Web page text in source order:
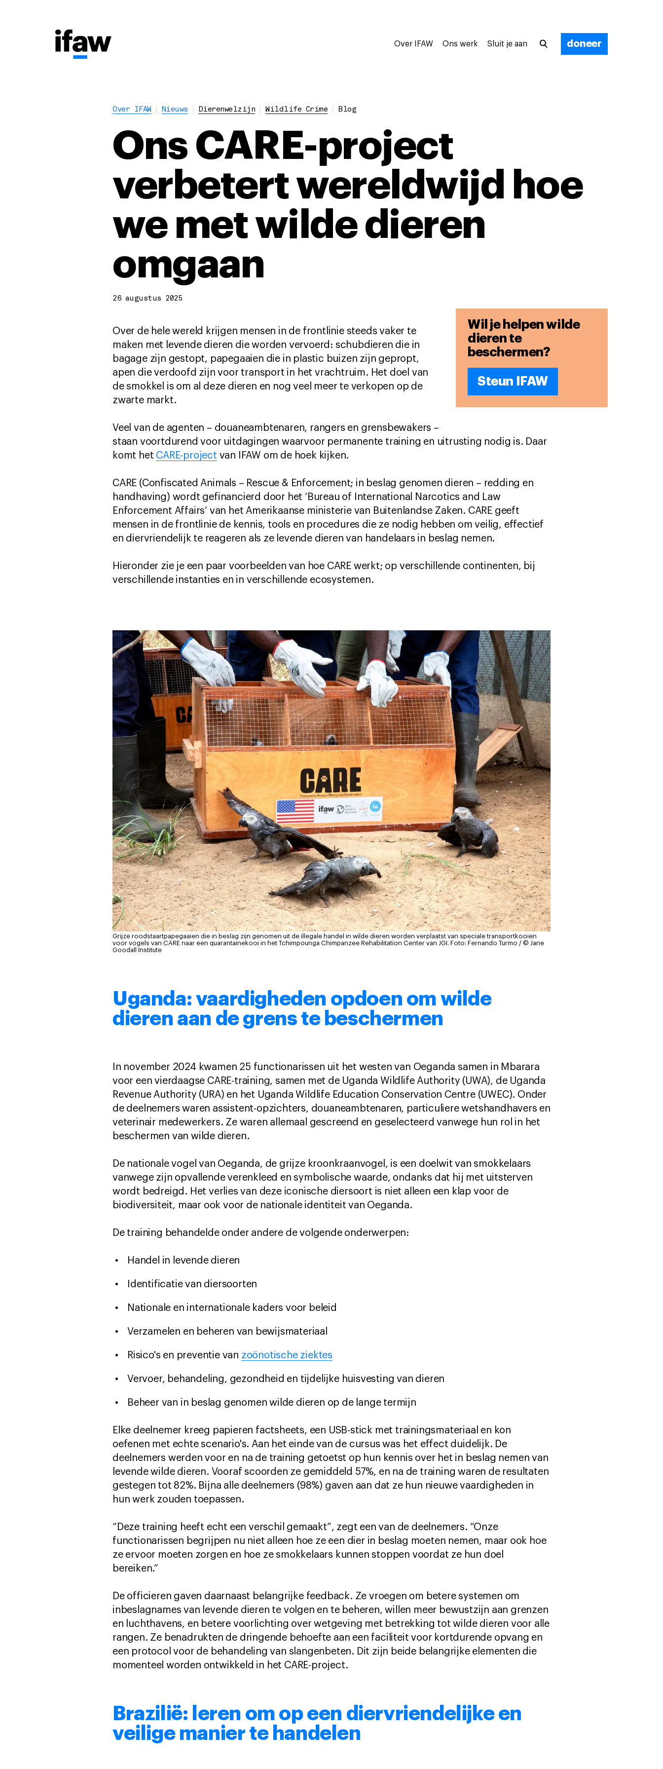
Over IFAW Ons werk Sluit je aan doneer
Over IFAW Nieuws Dierenwelzijn Wildlife Crime Blog
Ons CARE-project
verbetert wereldwijd hoe
we met wilde dieren
omgaan
26 augustus 2025
Wil je helpen wilde
dieren te
beschermen?
Steun IFAW
Over de hele wereld krijgen mensen in de frontlinie steeds vaker te
maken met levende dieren die worden vervoerd: schubdieren die in
bagage zijn gestopt, papegaaien die in plastic buizen zijn gepropt,
apen die verdoofd zijn voor transport in het vrachtruim. Het doel van
de smokkel is om al deze dieren en nog veel meer te verkopen op de
zwarte markt.
Veel van de agenten – douaneambtenaren, rangers en grensbewakers –
staan voortdurend voor uitdagingen waarvoor permanente training en uitrusting nodig is. Daar
komt het CARE-project van IFAW om de hoek kijken.
CARE (Confiscated Animals – Rescue & Enforcement; in beslag genomen dieren – redding en
handhaving) wordt gefinancierd door het ‘Bureau of International Narcotics and Law
Enforcement Affairs’ van het Amerikaanse ministerie van Buitenlandse Zaken. CARE geeft
mensen in de frontlinie de kennis, tools en procedures die ze nodig hebben om veilig, effectief
en diervriendelijk te reageren als ze levende dieren van handelaars in beslag nemen.
Hieronder zie je een paar voorbeelden van hoe CARE werkt; op verschillende continenten, bij
verschillende instanties en in verschillende ecosystemen.
Grijze roodstaartpapegaaien die in beslag zijn genomen uit de illegale handel in wilde dieren worden verplaatst van speciale transportkooien
voor vogels van CARE naar een quarantainekooi in het Tchimpounga Chimpanzee Rehabilitation Center van JGI. Foto: Fernando Turmo / © Jane
Goodall Institute
Uganda: vaardigheden opdoen om wilde
dieren aan de grens te beschermen
In november 2024 kwamen 25 functionarissen uit het westen van Oeganda samen in Mbarara
voor een vierdaagse CARE-training, samen met de Uganda Wildlife Authority (UWA), de Uganda
Revenue Authority (URA) en het Uganda Wildlife Education Conservation Centre (UWEC). Onder
de deelnemers waren assistent-opzichters, douaneambtenaren, particuliere wetshandhavers en
veterinair medewerkers. Ze waren allemaal gescreend en geselecteerd vanwege hun rol in het
beschermen van wilde dieren.
De nationale vogel van Oeganda, de grijze kroonkraanvogel, is een doelwit van smokkelaars
vanwege zijn opvallende verenkleed en symbolische waarde, ondanks dat hij met uitsterven
wordt bedreigd. Het verlies van deze iconische diersoort is niet alleen een klap voor de
biodiversiteit, maar ook voor de nationale identiteit van Oeganda.
De training behandelde onder andere de volgende onderwerpen:
Handel in levende dieren
Identificatie van diersoorten
Nationale en internationale kaders voor beleid
Verzamelen en beheren van bewijsmateriaal
Risico's en preventie van zoönotische ziektes
Vervoer, behandeling, gezondheid en tijdelijke huisvesting van dieren
Beheer van in beslag genomen wilde dieren op de lange termijn
Elke deelnemer kreeg papieren factsheets, een USB-stick met trainingsmateriaal en kon
oefenen met echte scenario's. Aan het einde van de cursus was het effect duidelijk. De
deelnemers werden voor en na de training getoetst op hun kennis over het in beslag nemen van
levende wilde dieren. Vooraf scoorden ze gemiddeld 57%, en na de training waren de resultaten
gestegen tot 82%. Bijna alle deelnemers (98%) gaven aan dat ze hun nieuwe vaardigheden in
hun werk zouden toepassen.
“Deze training heeft echt een verschil gemaakt”, zegt een van de deelnemers. “Onze
functionarissen begrijpen nu niet alleen hoe ze een dier in beslag moeten nemen, maar ook hoe
ze ervoor moeten zorgen en hoe ze smokkelaars kunnen stoppen voordat ze hun doel
bereiken.”
De officieren gaven daarnaast belangrijke feedback. Ze vroegen om betere systemen om
inbeslagnames van levende dieren te volgen en te beheren, willen meer bewustzijn aan grenzen
en luchthavens, en betere voorlichting over wetgeving met betrekking tot wilde dieren voor alle
rangen. Ze benadrukten de dringende behoefte aan een faciliteit voor kortdurende opvang en
een protocol voor de behandeling van slangenbeten. Dit zijn beide belangrijke elementen die
momenteel worden ontwikkeld in het CARE-project.
Brazilië: leren om op een diervriendelijke en
veilige manier te handelen